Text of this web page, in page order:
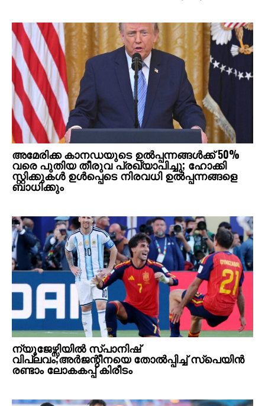
അമേരിക്ക കാനഡയുടെ ഉൽപ്പന്നങ്ങൾക്ക് 50%
വരെ പുതിയ തീരുവ പ്രഖ്യാപിച്ചു; ഹോക്കി
സ്റ്റിക്കുകൾ ഉൾപ്പെടെ നിരവധി ഉൽപ്പന്നങ്ങളെ
ബാധിക്കും
ന്യൂജേഴ്സിയിൽ സ്പാനിഷ്
വിപ്ലവം;അർജന്റീനയെ തോൽപ്പിച്ച് സ്പെയിൻ
രണ്ടാം ലോകകപ്പ് കിരീടം